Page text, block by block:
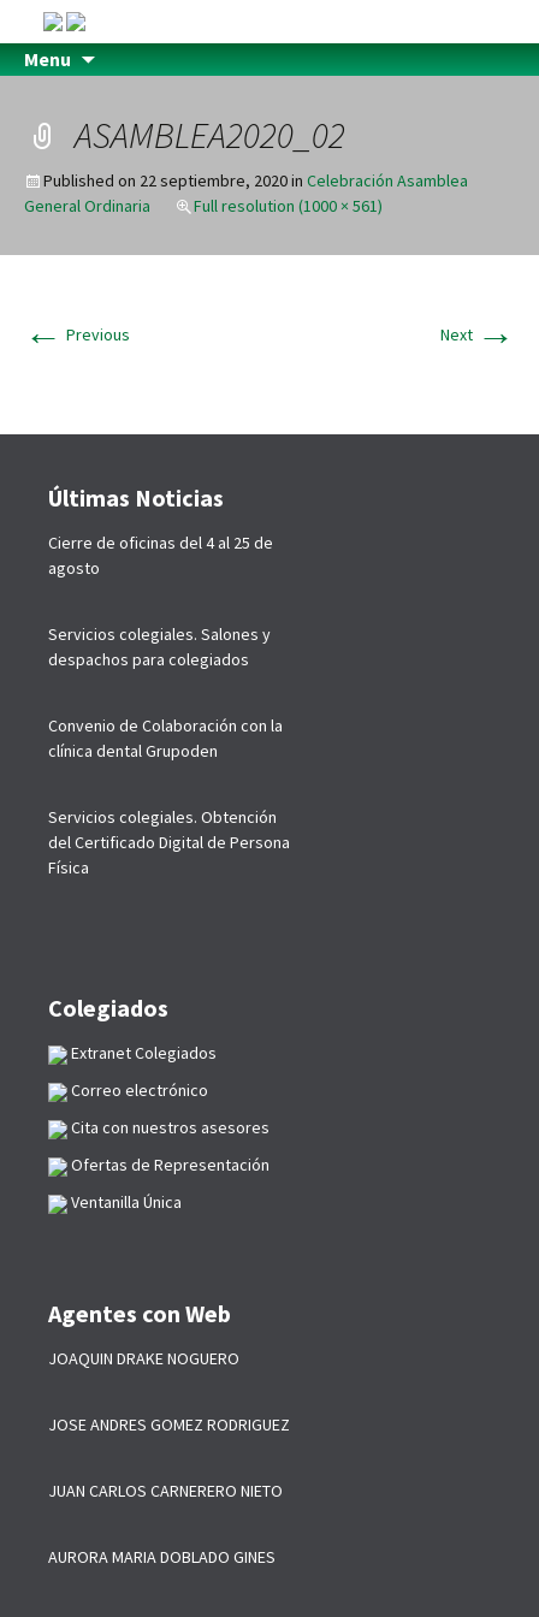
Menu
ASAMBLEA2020_02
Published on 22 septiembre, 2020in Celebración Asamblea
General Ordinaria
Full resolution (1000 × 561)
← Previous Next →
Últimas Noticias
Cierre de oficinas del 4 al 25 de
agosto
Servicios colegiales. Salones y
despachos para colegiados
Convenio de Colaboración con la
clínica dental Grupoden
Servicios colegiales. Obtención
del Certificado Digital de Persona
Física
Colegiados
Extranet Colegiados
Correo electrónico
Cita con nuestros asesores
Ofertas de Representación
Ventanilla Única
Agentes con Web
JOAQUIN DRAKE NOGUERO
JOSE ANDRES GOMEZ RODRIGUEZ
JUAN CARLOS CARNERERO NIETO
AURORA MARIA DOBLADO GINES